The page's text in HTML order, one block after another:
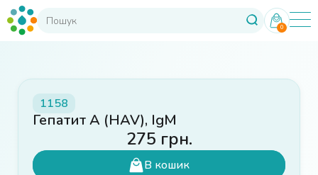
0
1158
Гепатит А (HAV), IgМ
275 грн.
В кошик